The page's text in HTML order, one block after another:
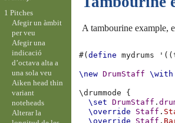
A tambourine example,
#(define mydrums ' ((
\new DrumStaff \with
\drummode
{
\set
DrumStaff .
\override
Staff .
\override
Staff .
1 Pitches
Afegir un àmbit
per veu
Afegir una
indicació
d’octava alta a
una sola veu
Aiken head thin
variant
noteheads
Alterar la